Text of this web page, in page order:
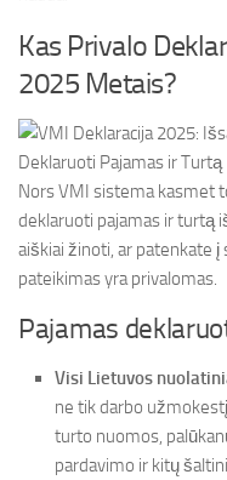
Kas Privalo
2025 Metais?
Nors VMI sistema kasmet
deklaruoti pajamas ir turtą
aiškiai žinoti, ar patenkate
pateikimas yra privalomas.
Pajamas
Visi Lietuvos
ne tik darbo
turto nuomos,
pardavimo ir kitų